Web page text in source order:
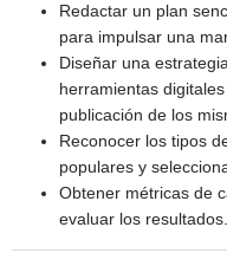
Redactar un plan
para impulsar una
Diseñar una
herramientas
publicación de los
Reconocer los tipos
populares y
Obtener métricas de
evaluar los resultados.